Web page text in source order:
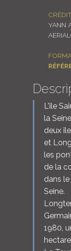
YANN
L'île
la
deux
et
les
de la
dans
Seine.
1980,